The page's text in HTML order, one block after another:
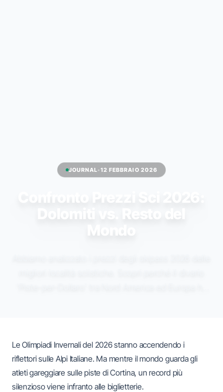
JOURNAL•12 FEBBRAIO 2026
Dolomiti vs. Resto del
Le Olimpiadi Invernali del 2026 stanno accendendo i
riflettori sulle Alpi Italiane. Ma mentre il mondo guarda gli
atleti gareggiare sulle piste di Cortina, un record più
silenzioso viene infranto alle biglietterie.